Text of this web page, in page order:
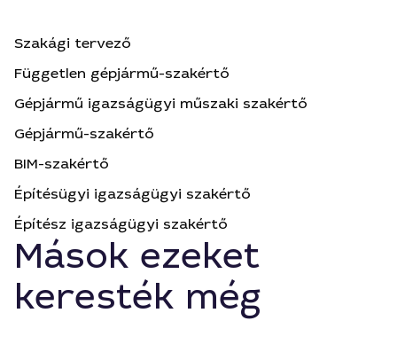
Szakági tervező
Független gépjármű-szakértő
Gépjármű igazságügyi műszaki szakértő
Gépjármű-szakértő
BIM-szakértő
Építésügyi igazságügyi szakértő
Építész igazságügyi szakértő
Mások ezeket
keresték még